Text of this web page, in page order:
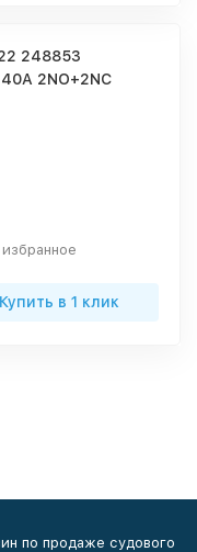
248853
2NO+2NC
Купить в 1 клик
по продаже судового